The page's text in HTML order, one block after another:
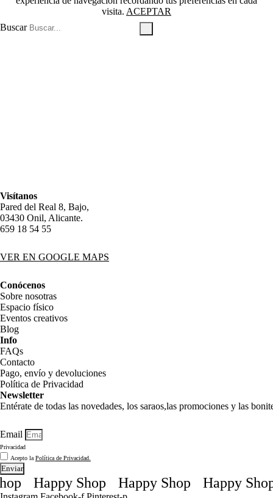
Visítanos
Pared del Real 8, Bajo,
03430 Onil, Alicante.
659 18 54 55
VER EN GOOGLE MAPS
Conócenos
Sobre nosotras
Espacio físico
Eventos creativos
Blog
Info
FAQs
Contacto
Pago, envío y devoluciones
Política de Privacidad
Newsletter
Entérate de todas las novedades, los saraos,las promociones y las
Email
Privacidad
Acepto la Política de Privacidad.
Enviar
Happy Shop Happy Shop Happy Shop
visita. ACEPTAR
Buscar